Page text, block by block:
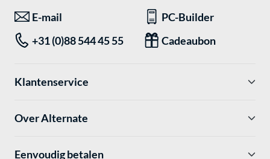
E-mail
PC-Builder
+31 (0)88 544 45 55
Cadeaubon
Klantenservice
Over Alternate
Eenvoudig betalen